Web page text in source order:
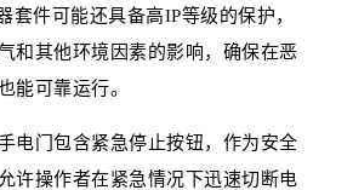
套件可能还具备高IP等级的保护，
和其他环境因素的影响，确保在恶
能可靠运行。
电门包含紧急停止按钮，作为安全
许操作者在紧急情况下迅速切断电